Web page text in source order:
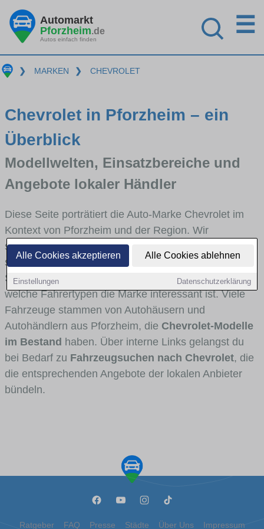
Alle Cookies akzeptieren Alle Cookies ablehnen
Einstellungen Datenschutzerklärung
Automarkt
Pforzheim.de
Autos einfach finden
☰
❯ MARKEN ❯ CHEVROLET
Chevrolet in Pforzheim – ein
Überblick
Modellwelten, Einsatzbereiche und
Angebote lokaler Händler
Diese Seite porträtiert die Auto-Marke Chevrolet im
Kontext von Pforzheim und der Region. Wir
skizzieren, in welchen Fahrzeugklassen Chevrolet
stark vertreten ist, welche Modellreihen häufig im
Stadt- und Umlandverkehr zu sehen sind und für
welche Fahrertypen die Marke interessant ist. Viele
Fahrzeuge stammen von Autohäusern und
Autohändlern aus Pforzheim, die Chevrolet-Modelle
im Bestand haben. Über interne Links gelangst du
bei Bedarf zu Fahrzeugsuchen nach Chevrolet, die
die entsprechenden Angebote der lokalen Anbieter
bündeln.
Ratgeber FAQ Presse Städte Über Uns Impressum